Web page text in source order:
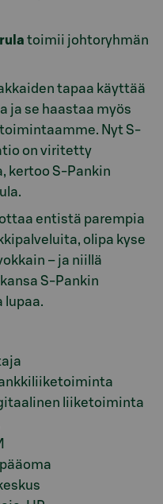
toimii johtoryhmän
tapaa käyttää
ja se haastaa myös
Nyt S-
on viritetty
kertoo S-Pankin
entistä parempia
olipa kyse
– ja niillä
S-Pankin
lupaa.
liiketoiminta